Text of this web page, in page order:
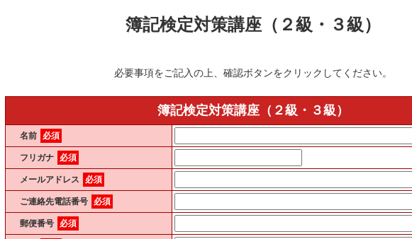
簿記検定対策講座（２級・３級）
必要事項をご記入の上、確認ボタンをクリックしてください。
簿記検定対策講座（２級・３級）
名前 必須
フリガナ 必須
メールアドレス 必須
ご連絡先電話番号 必須
郵便番号 必須